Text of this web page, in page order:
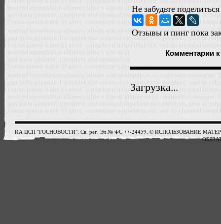
Не забудьте
Отзывы и пинг пока
Комментарии
Загрузка...
ИА ЦСП "ГОСНОВОСТИ". Св. рег. Эл № ФС 77-24459. © ИСПОЛЬЗОВАНИЕ